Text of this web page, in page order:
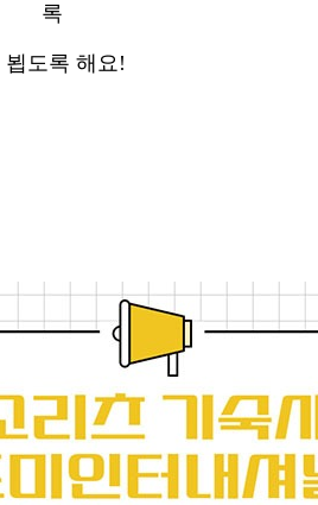
록
뵙도록 해요!